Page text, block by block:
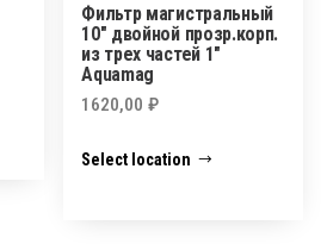
Фильтр магистральный
10″ двойной прозр.корп.
из трех частей 1″
Aquamag
1620,00₽
Select location